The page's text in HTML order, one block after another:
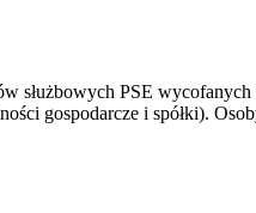
służbowych PSE
gospodarcze i spółki).